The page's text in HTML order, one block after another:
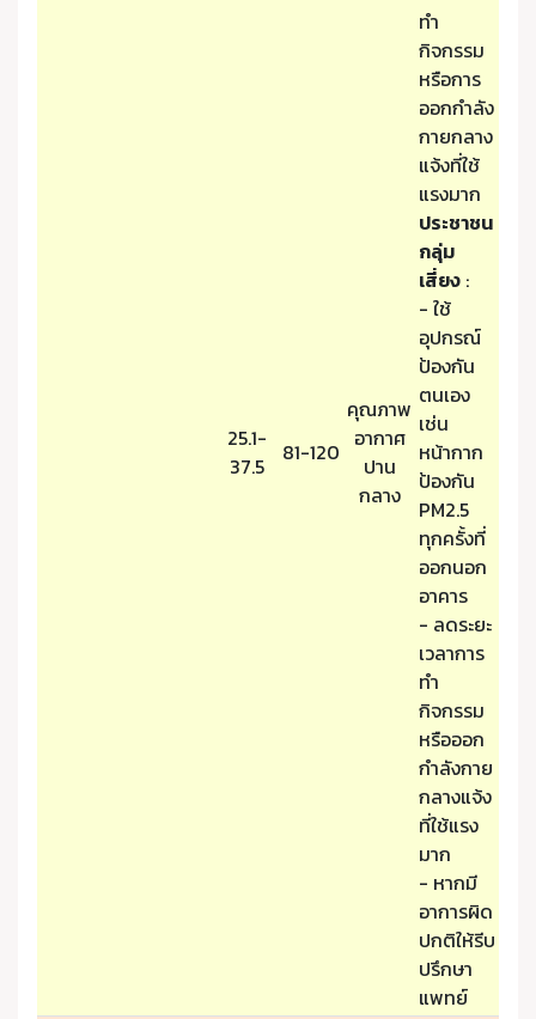
25.1-
37.5
81-120
คุณภาพ
อากาศ
ปาน
กลาง
ทำ
กิจกรรม
หรือการ
ออกกำลัง
กายกลาง
แจ้งที่ใช้
แรงมาก
ประชาชน
กลุ่ม
เสี่ยง :
- ใช้
อุปกรณ์
ป้องกัน
ตนเอง
เช่น
หน้ากาก
ป้องกัน
PM2.5
ทุกครั้งที่
ออกนอก
อาคาร
- ลดระยะ
เวลาการ
ทำ
กิจกรรม
หรือออก
กำลังกาย
กลางแจ้ง
ที่ใช้แรง
มาก
- หากมี
อาการผิด
ปกติให้รีบ
ปรึกษา
แพทย์